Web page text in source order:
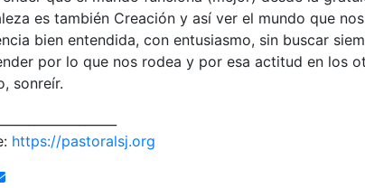
es también Creación y así ver el mundo que
bien entendida, con entusiasmo, sin buscar
por lo que nos rodea y por esa actitud en los
sonreír.
https://pastoralsj.org